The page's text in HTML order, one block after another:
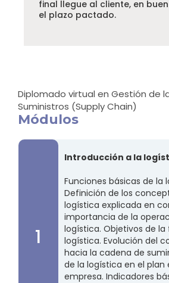
final llegue al cliente, en
el plazo pactado.
Diplomado virtual en Gestión de
Suministros (Supply Chain)
Módulos
1
Introducción a la
Funciones básicas de la
Definición de los
logística explicada en
importancia de la
logística. Objetivos de
logística. Evolución del
hacia la cadena de
de la logística en el plan
empresa. Indicadores